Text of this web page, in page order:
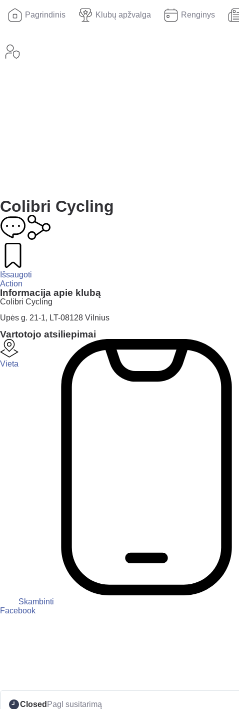
Pagrindinis Klubų apžvalga Renginys
Colibri Cycling
Išsaugoti
Action
Informacija apie klubą
Colibri Cycling
Upės g. 21-1, LT-08128 Vilnius
Vartotojo atsiliepimai
Vieta
Skambinti
Facebook
Closed Pagl susitarimą